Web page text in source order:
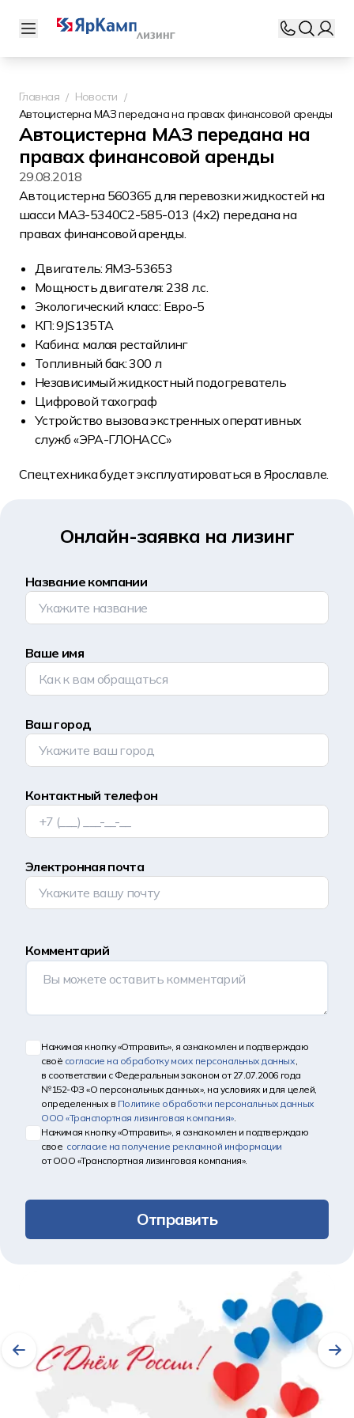
Главная
Новости
Автоцистерна МАЗ передана на правах финансовой аренды
Автоцистерна МАЗ передана на
правах финансовой аренды
29.08.2018
Автоцистерна 560365 для перевозки жидкостей на
шасси МАЗ-5340С2-585-013 (4х2) передана на
правах финансовой аренды.
Двигатель: ЯМЗ-53653
Мощность двигателя: 238 л.с.
Экологический класс: Евро-5
КП: 9JS135TA
Кабина: малая рестайлинг
Топливный бак: 300 л
Независимый жидкостный подогреватель
Цифровой тахограф
Устройство вызова экстренных оперативных
служб «ЭРА-ГЛОНАСС»
Спецтехника будет эксплуатироваться в Ярославле.
Онлайн-заявка на лизинг
Название компании
Ваше имя
Ваш город
Контактный телефон
Электронная почта
Комментарий
Нажимая кнопку «Отправить», я ознакомлен и подтверждаю
своё согласие на обработку моих персональных данных,
в соответствии с Федеральным законом от 27.07.2006 года
№152-ФЗ «О персональных данных», на условиях и для целей,
определенных в Политике обработки персональных данных
ООО «Транспортная лизинговая компания».
Нажимая кнопку «Отправить», я ознакомлен и подтверждаю
свое согласие на получение рекламной информации
от ООО «Транспортная лизинговая компания».
Отправить
Другие новости